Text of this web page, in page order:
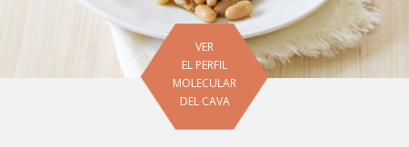
VER
EL PERFIL
MOLECULAR
DEL CAVA